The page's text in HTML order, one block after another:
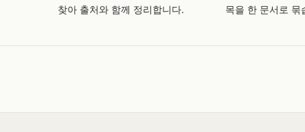
찾아 출처와 함께 정리합니다.
목을 한 문서로 묶